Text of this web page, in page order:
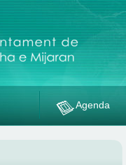
Agenda